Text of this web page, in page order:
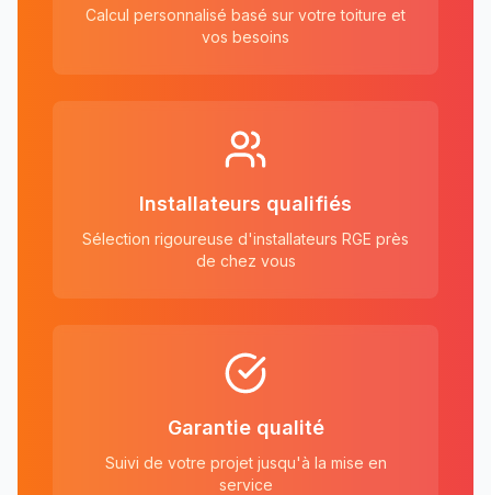
Calcul personnalisé basé sur votre toiture et
vos besoins
Installateurs qualifiés
Sélection rigoureuse d'installateurs RGE près
de chez vous
Garantie qualité
Suivi de votre projet jusqu'à la mise en
service